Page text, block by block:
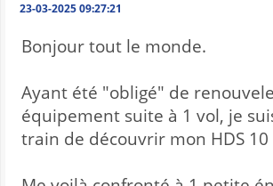
23-03-2025 09:27:21
Bonjour tout le monde.
Ayant été "obligé" de
équipement suite à 1 vol, je
train de découvrir mon HDS 10